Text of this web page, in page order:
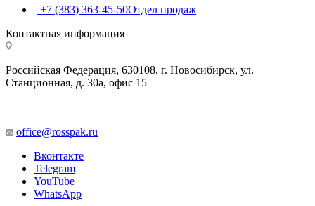
+7 (383) 363-45-50Отдел продаж
Контактная информация
Российская Федерация, 630108, г. Новосибирск, ул.
Станционная, д. 30а, офис 15
office@rosspak.ru
Вконтакте
Telegram
YouTube
WhatsApp